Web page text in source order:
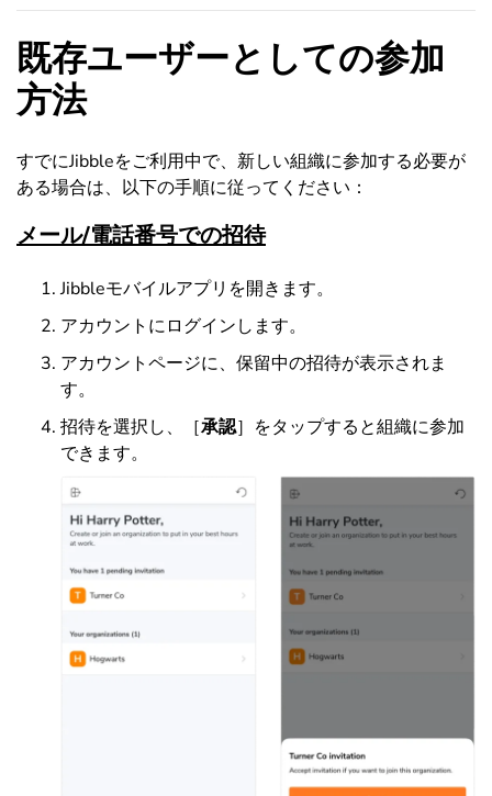
既存ユーザーとしての参加
方法
すでにJibbleをご利用中で、新しい組織に参加する必要が
ある場合は、以下の手順に従ってください：
メール/電話番号での招待
Jibbleモバイルアプリを開きます。
アカウントにログインします。
アカウントページに、保留中の招待が表示されま
す。
招待を選択し、［承認］をタップすると組織に参加
できます。